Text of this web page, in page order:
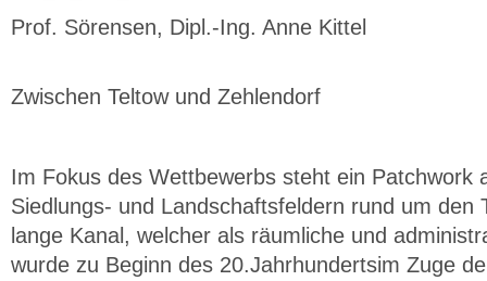
Prof. Sörensen, Dipl.-Ing. Anne Kittel
Zwischen Teltow und Zehlendorf
Im Fokus des Wettbewerbs steht ein Patchwork
Siedlungs- und Landschaftsfeldern rund um den
lange Kanal, welcher als räumliche und
wurde zu Beginn des 20.Jahrhundertsim Zuge